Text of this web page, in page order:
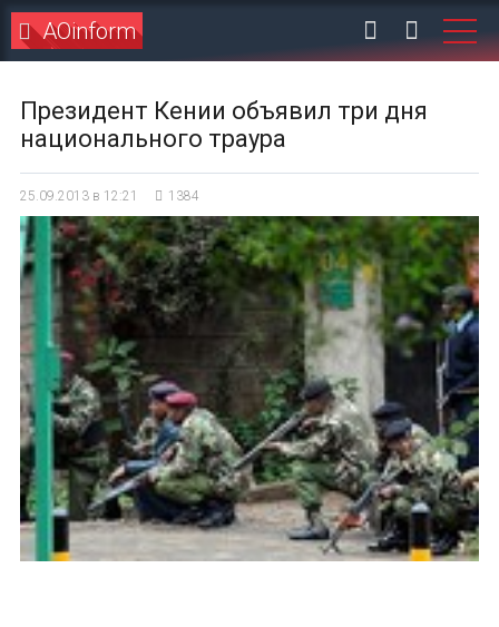
AOinform
Президент Кении объявил три дня
национального траура
25.09.2013 в 12:21 1384